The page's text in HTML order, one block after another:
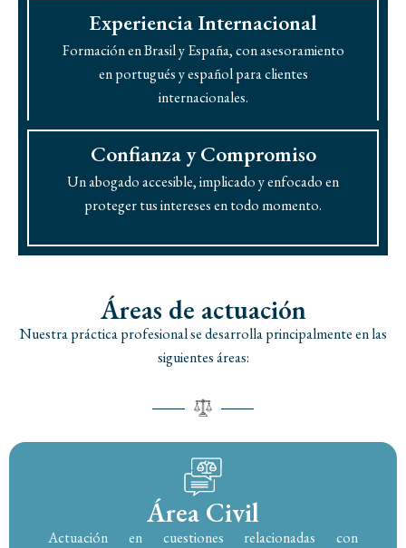
Experiencia Internacional
Formación en Brasil y España, con asesoramiento
en portugués y español para clientes
internacionales.
Confianza y Compromiso
Un abogado accesible, implicado y enfocado en
proteger tus intereses en todo momento.
Áreas de actuación
Nuestra práctica profesional se desarrolla principalmente en las
siguientes áreas:
Área Civil
Actuación en cuestiones relacionadas con